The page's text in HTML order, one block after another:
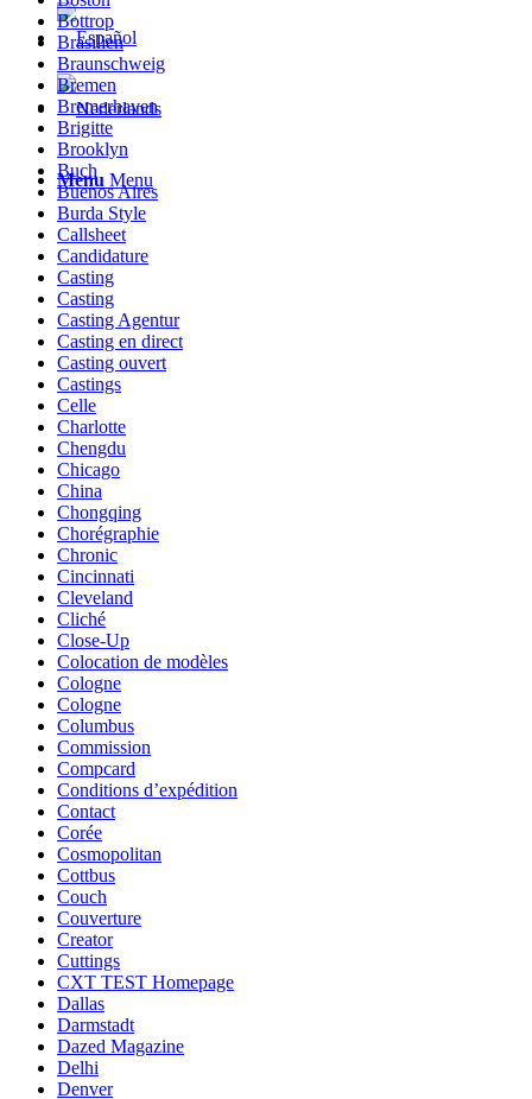
Menu Menu
Bottrop
Brasilien
Braunschweig
Bremen
Bremerhaven
Brigitte
Brooklyn
Buch
Buenos Aires
Burda Style
Callsheet
Candidature
Casting
Casting
Casting Agentur
Casting en direct
Casting ouvert
Castings
Celle
Charlotte
Chengdu
Chicago
China
Chongqing
Chorégraphie
Chronic
Cincinnati
Cleveland
Cliché
Close-Up
Colocation de modèles
Cologne
Cologne
Columbus
Commission
Compcard
Conditions d’expédition
Contact
Corée
Cosmopolitan
Cottbus
Couch
Couverture
Creator
Cuttings
CXT TEST Homepage
Dallas
Darmstadt
Dazed Magazine
Delhi
Denver